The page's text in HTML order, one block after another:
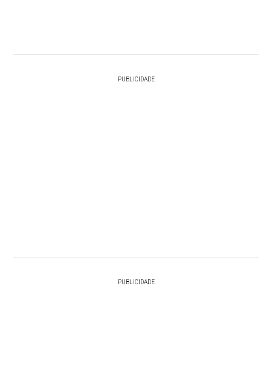
PUBLICIDADE
PUBLICIDADE